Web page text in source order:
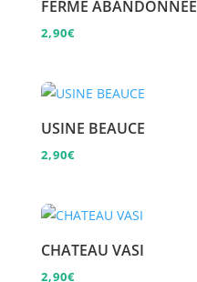
FERME ABANDONNÉE
2,90€
USINE BEAUCE
2,90€
CHATEAU VASI
2,90€